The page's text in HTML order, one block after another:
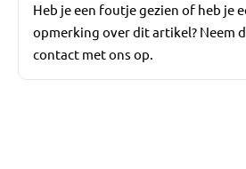
Heb je een foutje gezien of heb je
opmerking over dit artikel? Neem
contact met ons op.